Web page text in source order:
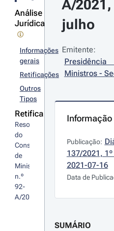
Análise
Jurídica
Informações
gerais
Retificações
Outros
Tipos
Retifica
Resolução
do
Conselho
de
Ministros
n.º
92-
A/2021
A/
julho
Emitente:
Ministros -
Publicação:
137/2021,
2021-07-16
Data de
SUMÁRIO